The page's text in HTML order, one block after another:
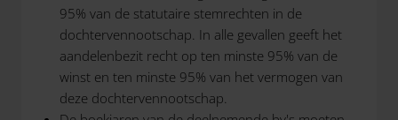
95% van de statutaire stemrechten in de
dochtervennootschap. In alle gevallen geeft het
aandelenbezit recht op ten minste 95% van de
winst en ten minste 95% van het vermogen van
deze dochtervennootschap.